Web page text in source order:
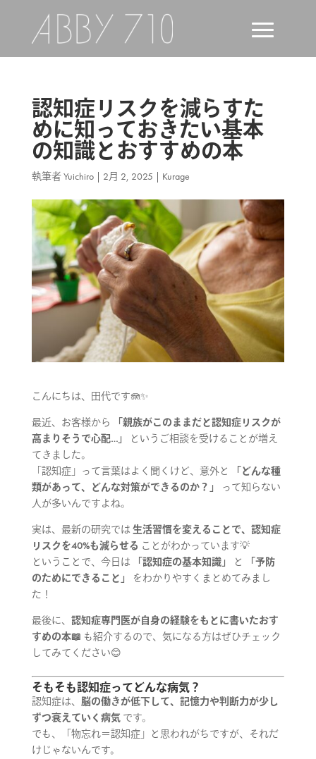
認知症リスクを減らすた
めに知っておきたい基本
の知識とおすすめの本
執筆者Yuichiro| 2月 2, 2025 | Kurage
こんにちは、田代です🪼✨
最近、お客様から
「親族がこのままだと認知症リスクが
高まりそうで心配…」
というご相談を受けることが増え
てきました。
「認知症」って言葉はよく聞くけど、意外と
「どんな種
類があって、どんな対策ができるのか？」
って知らない
人が多いんですよね。
実は、最新の研究では 生活習慣を変えることで、認知症
リスクを40%も減らせる ことがわかっています💡
ということで、今日は
「認知症の基本知識」 と
「予防
のためにできること」
をわかりやすくまとめてみまし
た！
最後に、 認知症専門医が自身の経験をもとに書いたおす
すめの本📖 も紹介するので、気になる方はぜひチェック
してみてください😊
そもそも認知症ってどんな病気？
認知症は、 脳の働きが低下して、記憶力や判断力が少し
ずつ衰えていく病気です。
でも、「物忘れ＝認知症」と思われがちですが、それだ
けじゃないんです。